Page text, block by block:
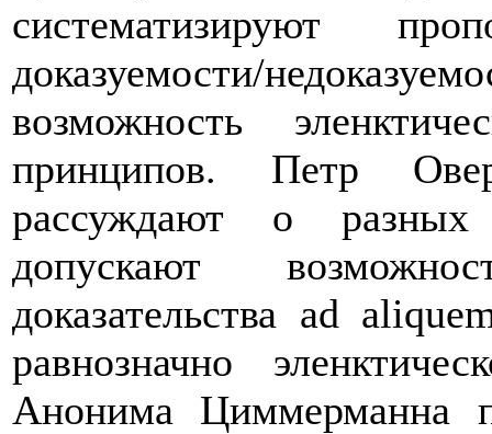
систематизируют
доказуемости/
возможность
принципов. Петр
рассуждают о разных
допускают
доказательства ad
равнозначно
Анонима Циммерманна